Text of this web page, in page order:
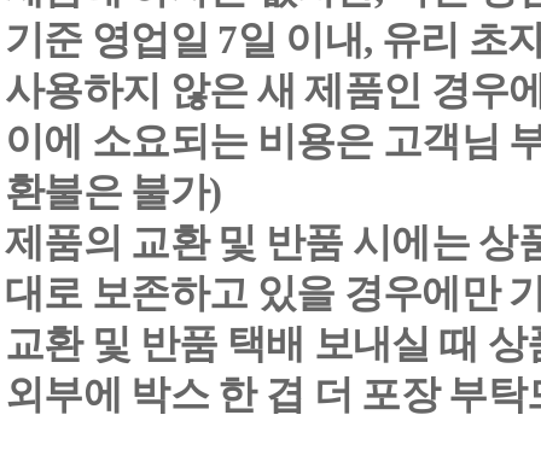
기준 영업일 7일 이내, 유리 초
사용하지 않은 새 제품인 경우
이에 소요되는 비용은 고객님
환불은 불가)
제품의 교환 및 반품 시에는 상
대로 보존하고 있을 경우에만
교환 및 반품 택배 보내실 때
외부에 박스 한 겹 더 포장 부탁